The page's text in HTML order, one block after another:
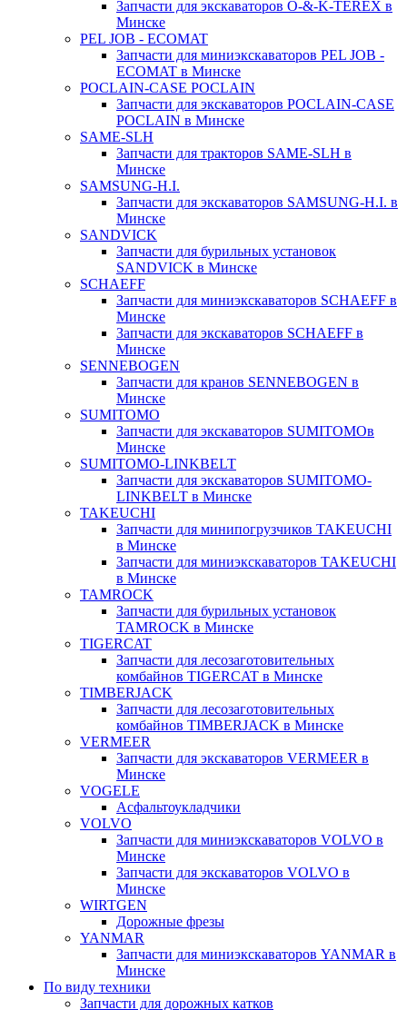
Запчасти для экскаваторов O-&-K-TEREX в
Минске
PEL JOB - ECOMAT
Запчасти для миниэкскаваторов PEL JOB -
ECOMAT в Минске
POCLAIN-CASE POCLAIN
Запчасти для экскаваторов POCLAIN-CASE
POCLAIN в Минске
SAME-SLH
Запчасти для тракторов SAME-SLH в
Минске
SAMSUNG-H.I.
Запчасти для экскаваторов SAMSUNG-H.I. в
Минске
SANDVICK
Запчасти для бурильных установок
SANDVICK в Минске
SCHAEFF
Запчасти для миниэкскаваторов SCHAEFF в
Минске
Запчасти для экскаваторов SCHAEFF в
Минске
SENNEBOGEN
Запчасти для кранов SENNEBOGEN в
Минске
SUMITOMO
Запчасти для экскаваторов SUMITOMOв
Минске
SUMITOMO-LINKBELT
Запчасти для экскаваторов SUMITOMO-
LINKBELT в Минске
TAKEUCHI
Запчасти для минипогрузчиков TAKEUCHI
в Минске
Запчасти для миниэкскаваторов TAKEUCHI
в Минске
TAMROCK
Запчасти для бурильных установок
TAMROCK в Минске
TIGERCAT
Запчасти для лесозаготовительных
комбайнов TIGERCAT в Минске
TIMBERJACK
Запчасти для лесозаготовительных
комбайнов TIMBERJACK в Минске
VERMEER
Запчасти для экскаваторов VERMEER в
Минске
VOGELE
Асфальтоукладчики
VOLVO
Запчасти для миниэкскаваторов VOLVO в
Минске
Запчасти для экскаваторов VOLVO в
Минске
WIRTGEN
Дорожные фрезы
YANMAR
Запчасти для миниэкскаваторов YANMAR в
Минске
По виду техники
Запчасти для дорожных катков